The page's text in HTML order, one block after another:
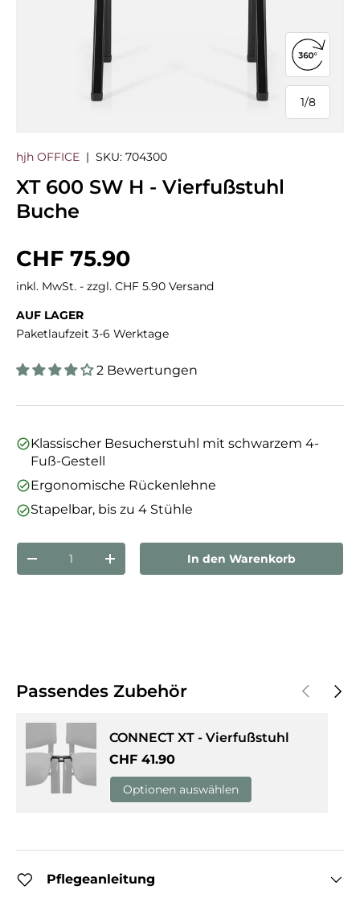
1/
von
8
360°-
hjh OFFICE | SKU: 704300
XT 600 SW H - Vierfußstuhl
Buche
Normaler Preis
CHF 75.90
inkl. MwSt. - zzgl. CHF 5.90 Versand
AUF LAGER
Paketlaufzeit 3-6 Werktage
2 Bewertungen
Klassischer Besucherstuhl mit schwarzem 4-
Fuß-Gestell
Ergonomische Rückenlehne
Stapelbar, bis zu 4 Stühle
Anzahl
Menge verringernMenge erhöhenIn den Warenkorb
Passendes Zubehör Vorherige
CONNECT XT - Vierfußstuhl
Normaler Preis
CHF 41.90
Optionen auswählen
Pflegeanleitung